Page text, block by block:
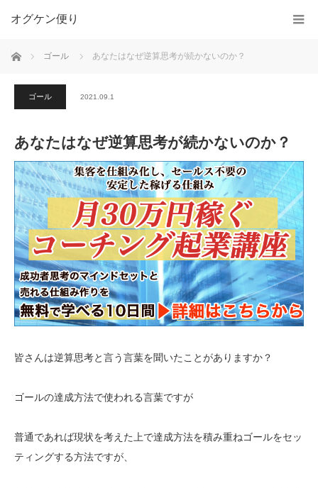
オグケン便り
ホーム ゴール あなたはなぜ逆算思考が続かないのか？
ゴール 2021.09.1
あなたはなぜ逆算思考が続かないのか？
皆さんは逆算思考と言う言葉を聞いたことがありますか？
ゴールの達成方法で使われる言葉ですが
普通であれば現状を考えた上で達成方法を積み重ねゴールをセッ
ティングする方法ですが、